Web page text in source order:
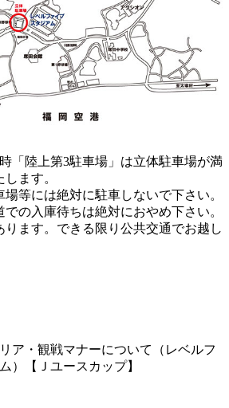
「陸上第3駐車場」は立体駐車場が満
ます。
等には絶対に駐車しないで下さい。
の入庫待ちは絶対におやめ下さい。
ます。できる限り公共交通でお越し
ア・観戦マナーについて（レベルフ
）【Ｊユースカップ】